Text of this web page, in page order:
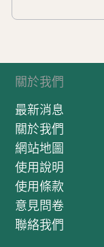
關於我們
最新消息
關於我們
網站地圖
使用說明
使用條款
意見問卷
聯絡我們